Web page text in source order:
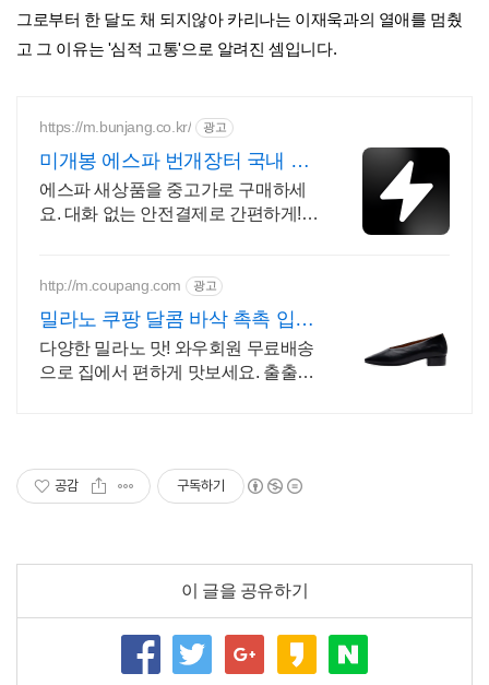
그로부터 한 달도 채 되지않아 카리나는 이재욱과의 열애를 멈췄
고 그 이유는 '심적 고통'으로 알려진 셈입니다.
https://m.bunjang.co.kr/ 광고
미개봉 에스파 번개장터 국내 최
대 브랜드 중고거래
에스파 새상품을 중고가로 구매하세
요. 대화 없는 안전결제로 간편하게!
업로드
http://m.coupang.com 광고
밀라노 쿠팡 달콤 바삭 촉촉 입안
가득
다양한 밀라노 맛! 와우회원 무료배송
으로 집에서 편하게 맛보세요. 출출할
공감 구독하기
이 글을 공유하기